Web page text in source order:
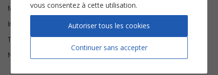
Musique
Randy Edelman
Instrumentation
Piano solo
Tonalité
Fa mineur
Nombre de pages
vous consentez à cette utilisation.
Continuer sans accepter
Autoriser tous les cookies